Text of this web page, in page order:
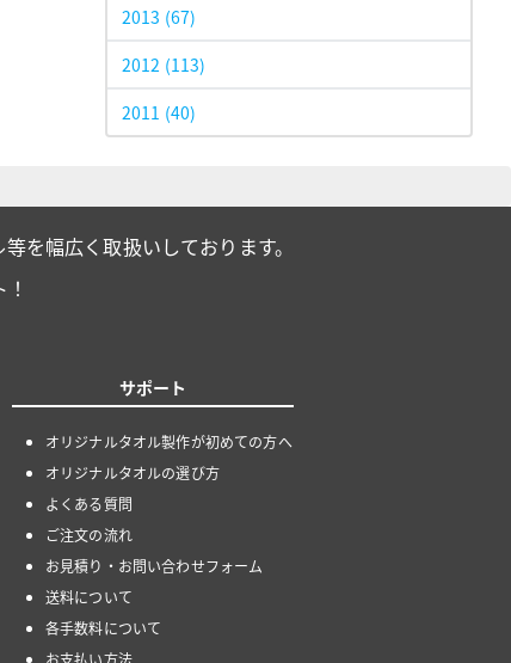
2013 (67)
2012 (113)
2011 (40)
を幅広く取扱いしております。
サポート
オリジナルタオル製作が初めての方へ
オリジナルタオルの選び方
よくある質問
ご注文の流れ
お見積り・お問い合わせフォーム
送料について
各手数料について
お支払い方法